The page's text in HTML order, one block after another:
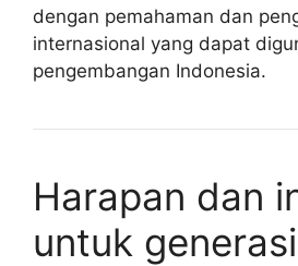
dengan pemahaman dan
internasional yang dapat
pengembangan Indonesia.
Harapan dan
untuk